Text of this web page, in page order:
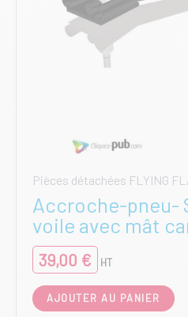
Pièces détachées FLYING
Accroche-pneu-
voile avec mât
39,00 € HT
AJOUTER AU PANIER